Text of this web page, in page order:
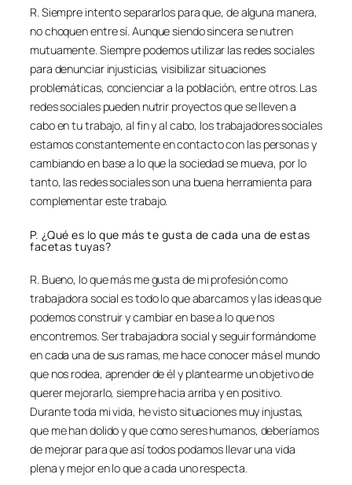
R. Siempre intento separarlos para que, de alguna manera,
no choquen entre sí. Aunque siendo sincera se nutren
mutuamente. Siempre podemos utilizar las redes sociales
para denunciar injusticias, visibilizar situaciones
problemáticas, concienciar a la población, entre otros. Las
redes sociales pueden nutrir proyectos que se lleven a
cabo en tu trabajo, al fin y al cabo, los trabajadores sociales
estamos constantemente en contacto con las personas y
cambiando en base a lo que la sociedad se mueva, por lo
tanto, las redes sociales son una buena herramienta para
complementar este trabajo.
P. ¿Qué es lo que más te gusta de cada una de estas
facetas tuyas?
R. Bueno, lo que más me gusta de mi profesión como
trabajadora social es todo lo que abarcamos y las ideas que
podemos construir y cambiar en base a lo que nos
encontremos. Ser trabajadora social y seguir formándome
en cada una de sus ramas, me hace conocer más el mundo
que nos rodea, aprender de él y plantearme un objetivo de
querer mejorarlo, siempre hacia arriba y en positivo.
Durante toda mi vida, he visto situaciones muy injustas,
que me han dolido y que como seres humanos, deberíamos
de mejorar para que así todos podamos llevar una vida
plena y mejor en lo que a cada uno respecta.